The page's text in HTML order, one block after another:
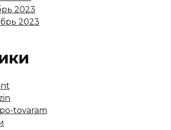
2023
2023
tovaram